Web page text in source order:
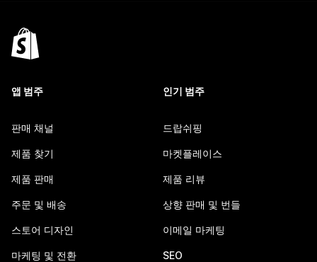
앱 범주
판매 채널
제품 찾기
제품 판매
주문 및 배송
스토어 디자인
마케팅 및 전환
인기 범주
드랍쉬핑
마켓플레이스
제품 리뷰
상향 판매 및 번들
이메일 마케팅
SEO